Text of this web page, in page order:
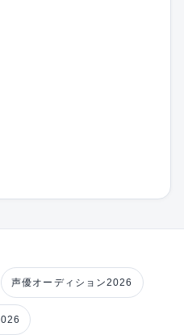
声優オーディション2026